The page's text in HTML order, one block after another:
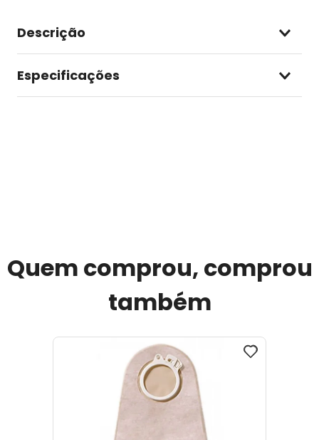
Descrição
Especificações
Quem comprou, comprou
também